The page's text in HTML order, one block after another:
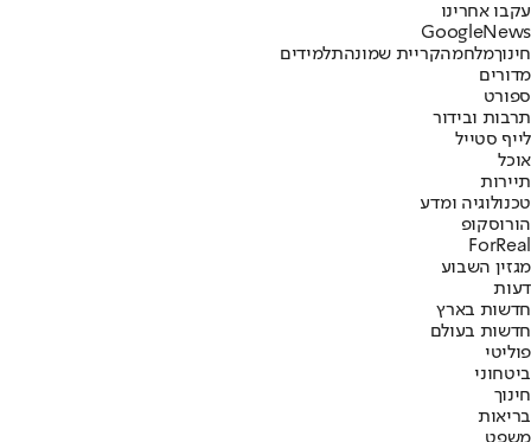
עקבו אחרינו
Googl eNews
חינוךמלחמהקריית שמונהתלמידים
מדורים
ספורט
תרבות ובידור
לייף סטייל
אוכל
תיירות
טכנולוגיה ומדע
הורוסקופ
ForReal
מגזין השבוע
דעות
חדשות בארץ
חדשות בעולם
פוליטי
ביטחוני
חינוך
בריאות